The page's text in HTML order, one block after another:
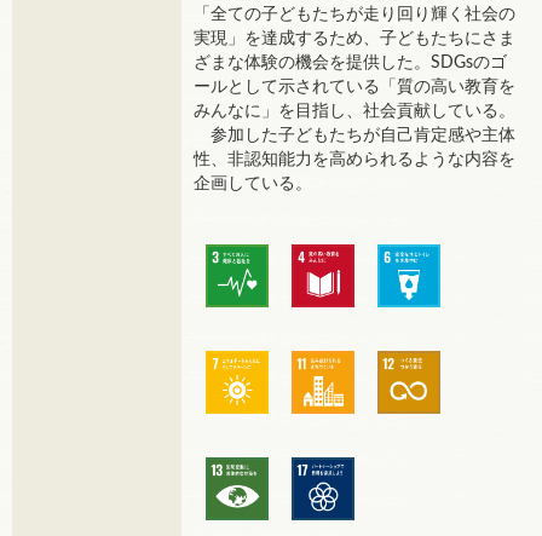
「全ての子どもたちが走り回り輝く社会の
実現」を達成するため、子どもたちにさま
ざまな体験の機会を提供した。SDGsのゴ
ールとして示されている「質の高い教育を
みんなに」を目指し、社会貢献している。
参加した子どもたちが自己肯定感や主体
性、非認知能力を高められるような内容を
企画している。